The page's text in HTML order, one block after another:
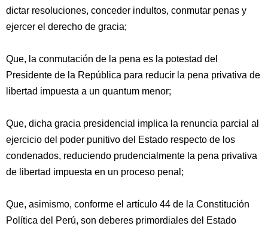
dictar resoluciones, conceder indultos, conmutar penas y
ejercer el derecho de gracia;
Que, la conmutación de la pena es la potestad del
Presidente de la República para reducir la pena privativa de
libertad impuesta a un quantum menor;
Que, dicha gracia presidencial implica la renuncia parcial al
ejercicio del poder punitivo del Estado respecto de los
condenados, reduciendo prudencialmente la pena privativa
de libertad impuesta en un proceso penal;
Que, asimismo, conforme el artículo 44 de la Constitución
Política del Perú, son deberes primordiales del Estado